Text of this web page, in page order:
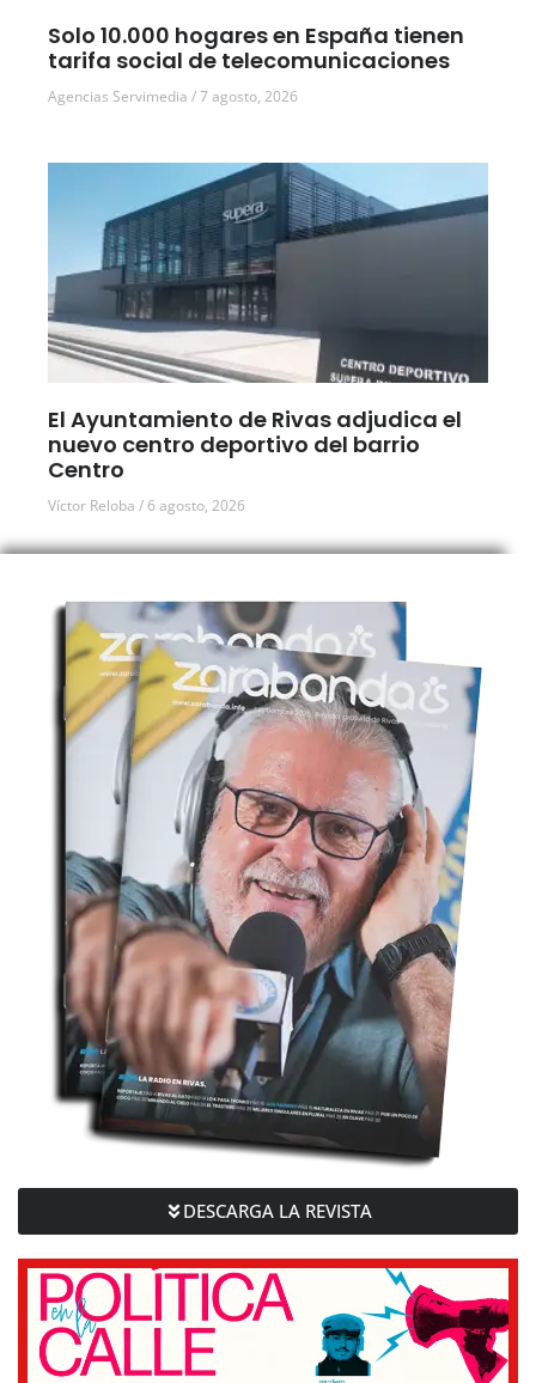
Solo 10.000 hogares en España tienen
tarifa social de telecomunicaciones
Agencias Servimedia 7 agosto, 2026
El Ayuntamiento de Rivas adjudica el
nuevo centro deportivo del barrio
Centro
Víctor Reloba 6 agosto, 2026
DESCARGA LA REVISTA